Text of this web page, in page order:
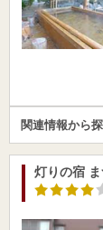
関連情報から
灯りの宿